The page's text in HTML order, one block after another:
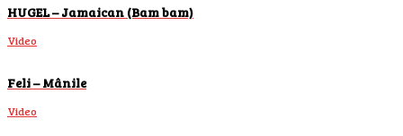
HUGEL – Jamaican (Bam bam)
Video
Feli – Mânile
Video